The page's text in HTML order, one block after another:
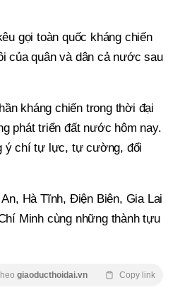
gọi toàn quốc kháng chiến
của quân và dân cả nước sau
kháng chiến trong thời đại
phát triển đất nước hôm nay.
ý chí tự lực, tự cường, đổi
Hà Tĩnh, Điện Biên, Gia Lai
Minh cùng những thành tựu
giaoducthoidai.vn Copy link